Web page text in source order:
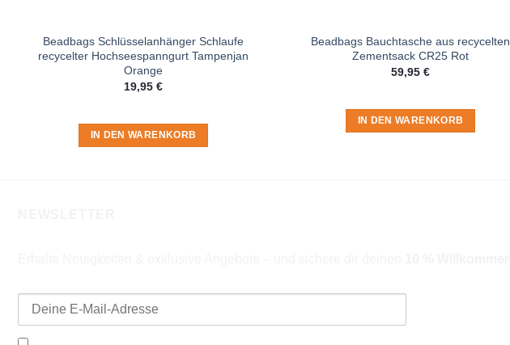
Beadbags Schlüsselanhänger Schlaufe
recycelter Hochseespanngurt Tampenjan
Orange
19,95 €
IN DEN WARENKORB
Beadbags Bauchtasche aus recycelten
Zementsack CR25 Rot
59,95 €
IN DEN WARENKORB